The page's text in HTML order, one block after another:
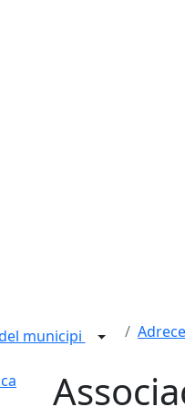
municipi